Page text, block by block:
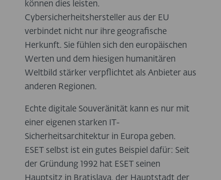
können dies leisten.
Cybersicherheitshersteller aus der EU
verbindet nicht nur ihre geografische
Herkunft. Sie fühlen sich den europäischen
Werten und dem hiesigen humanitären
Weltbild stärker verpflichtet als Anbieter aus
anderen Regionen.
Echte digitale Souveränität kann es nur mit
einer eigenen starken IT-
Sicherheitsarchitektur in Europa geben.
ESET selbst ist ein gutes Beispiel dafür: Seit
der Gründung 1992 hat ESET seinen